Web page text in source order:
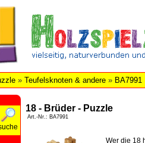
» Teufelsknoten & andere» BA7991
18 - Brüder - Puzzle
Art.-Nr.: BA7991
Wer die 18